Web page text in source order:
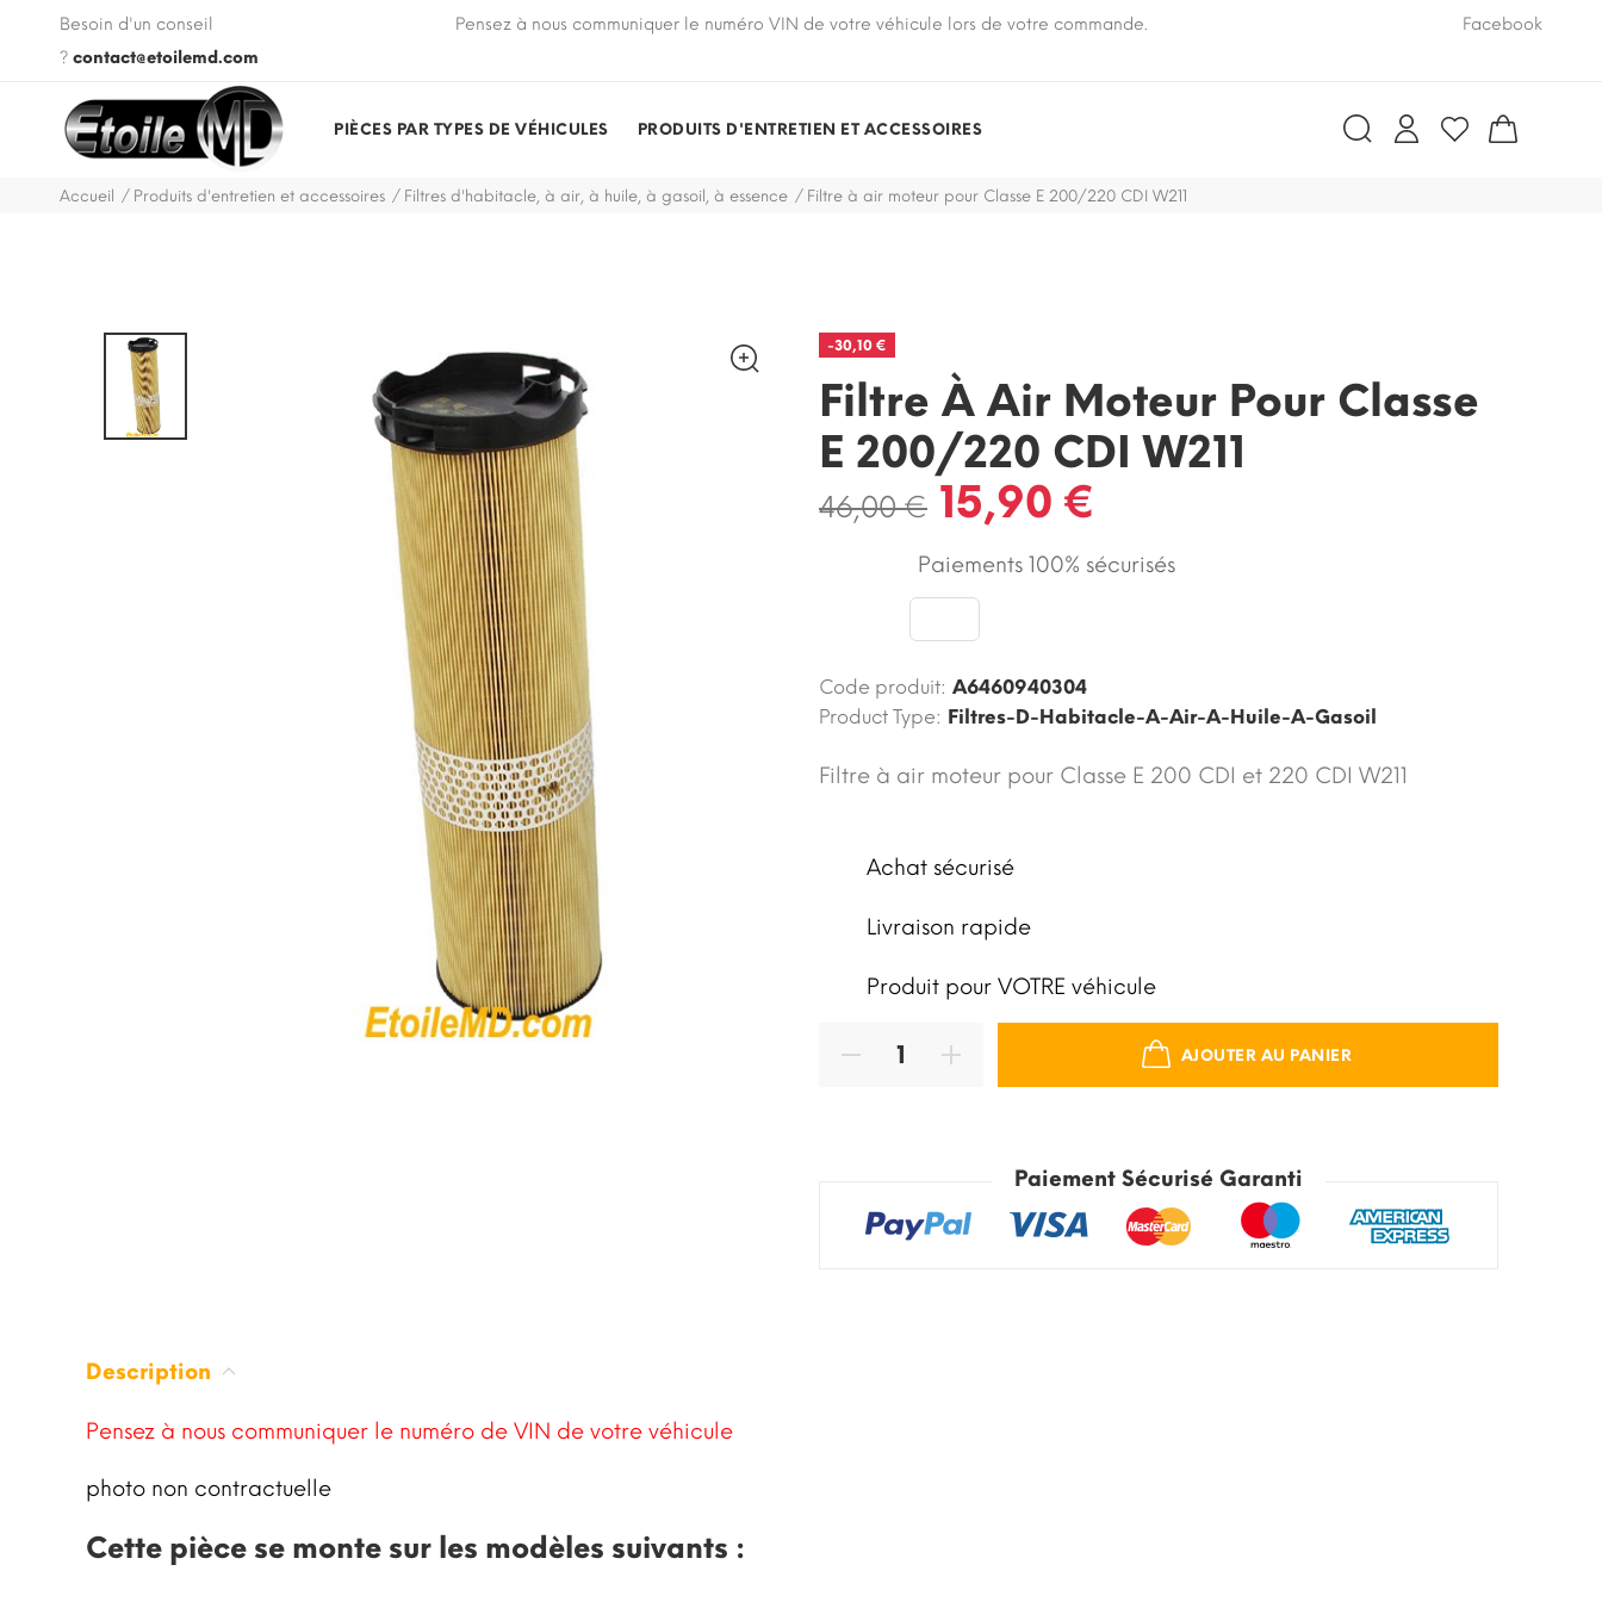
Besoin d'un conseil
? contact@etoilemd.com
VIN de votre véhicule lors de votre commande. Pensez à nous communiquer le numéro VIN de votre véhicule lors de votre commande. Pensez à nous communiquer le numéro VIN
Facebook
PIÈCES PAR TYPES DE VÉHICULES PRODUITS D'ENTRETIEN ET ACCESSOIRES
Accueil Produits d'entretien et accessoires Filtres d'habitacle, à air, à huile, à gasoil, à essence Filtre à air moteur pour Classe E 200/220 CDI W211
-30,10 €
Filtre À Air Moteur Pour Classe
E 200/220 CDI W211
46,00 € 15,90 €
Paiements 100% sécurisés
Code produit: A6460940304
Product Type: Filtres-D-Habitacle-A-Air-A-Huile-A-Gasoil
Filtre à air moteur pour Classe E 200 CDI et 220 CDI W211
Achat sécurisé
Livraison rapide
Produit pour VOTRE véhicule
AJOUTER AU PANIER
Paiement Sécurisé Garanti
Description
Pensez à nous communiquer le numéro de VIN de votre véhicule
photo non contractuelle
Cette pièce se monte sur les modèles suivants :